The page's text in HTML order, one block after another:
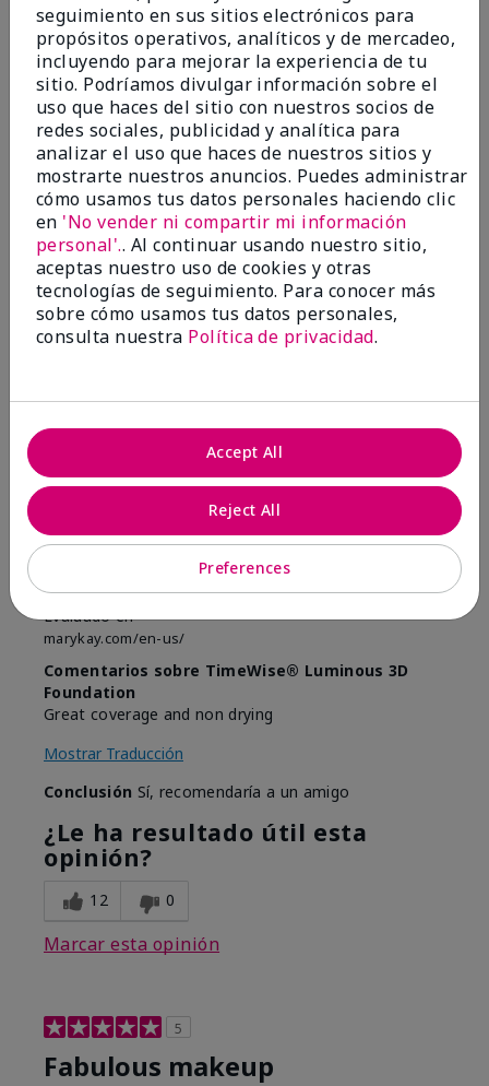
Evaluado en
marykay.com/en-us/
Comentarios sobre TimeWise® Luminous 3D
Foundation
I've been using this for years. Great coverage
Mostrar Traducción
ConclusiónSí, recomendaría a un amigo
¿Le ha resultado útil esta
opinión?
14 0
Marcar esta opinión
5
Wonderful texture
deBoise Idaho
Evaluado en
marykay.com/en-us/
Comentarios sobre TimeWise® Luminous 3D
Foundation
Great coverage and non drying
Mostrar Traducción
Conclusión Sí, recomendaría a un amigo
¿Le ha resultado útil esta
opinión?
12 0
Marcar esta opinión
5
Fabulous makeup
seguimiento en sus sitios electrónicos para
propósitos operativos, analíticos y de mercadeo,
incluyendo para mejorar la experiencia de tu
sitio. Podríamos divulgar información sobre el
uso que haces del sitio con nuestros socios de
redes sociales, publicidad y analítica para
analizar el uso que haces de nuestros sitios y
mostrarte nuestros anuncios. Puedes administrar
cómo usamos tus datos personales haciendo clic
en 'No vender ni compartir mi información
personal'.. Al continuar usando nuestro sitio,
aceptas nuestro uso de cookies y otras
tecnologías de seguimiento. Para conocer más
sobre cómo usamos tus datos personales,
consulta nuestra Política de privacidad.
Preferences
Reject All
Accept All